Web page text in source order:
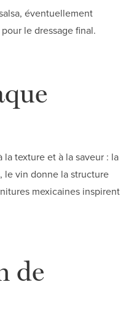
éventuellement
le dressage final.
texture et à la saveur : la
le vin donne la structure
mexicaines inspirent
de